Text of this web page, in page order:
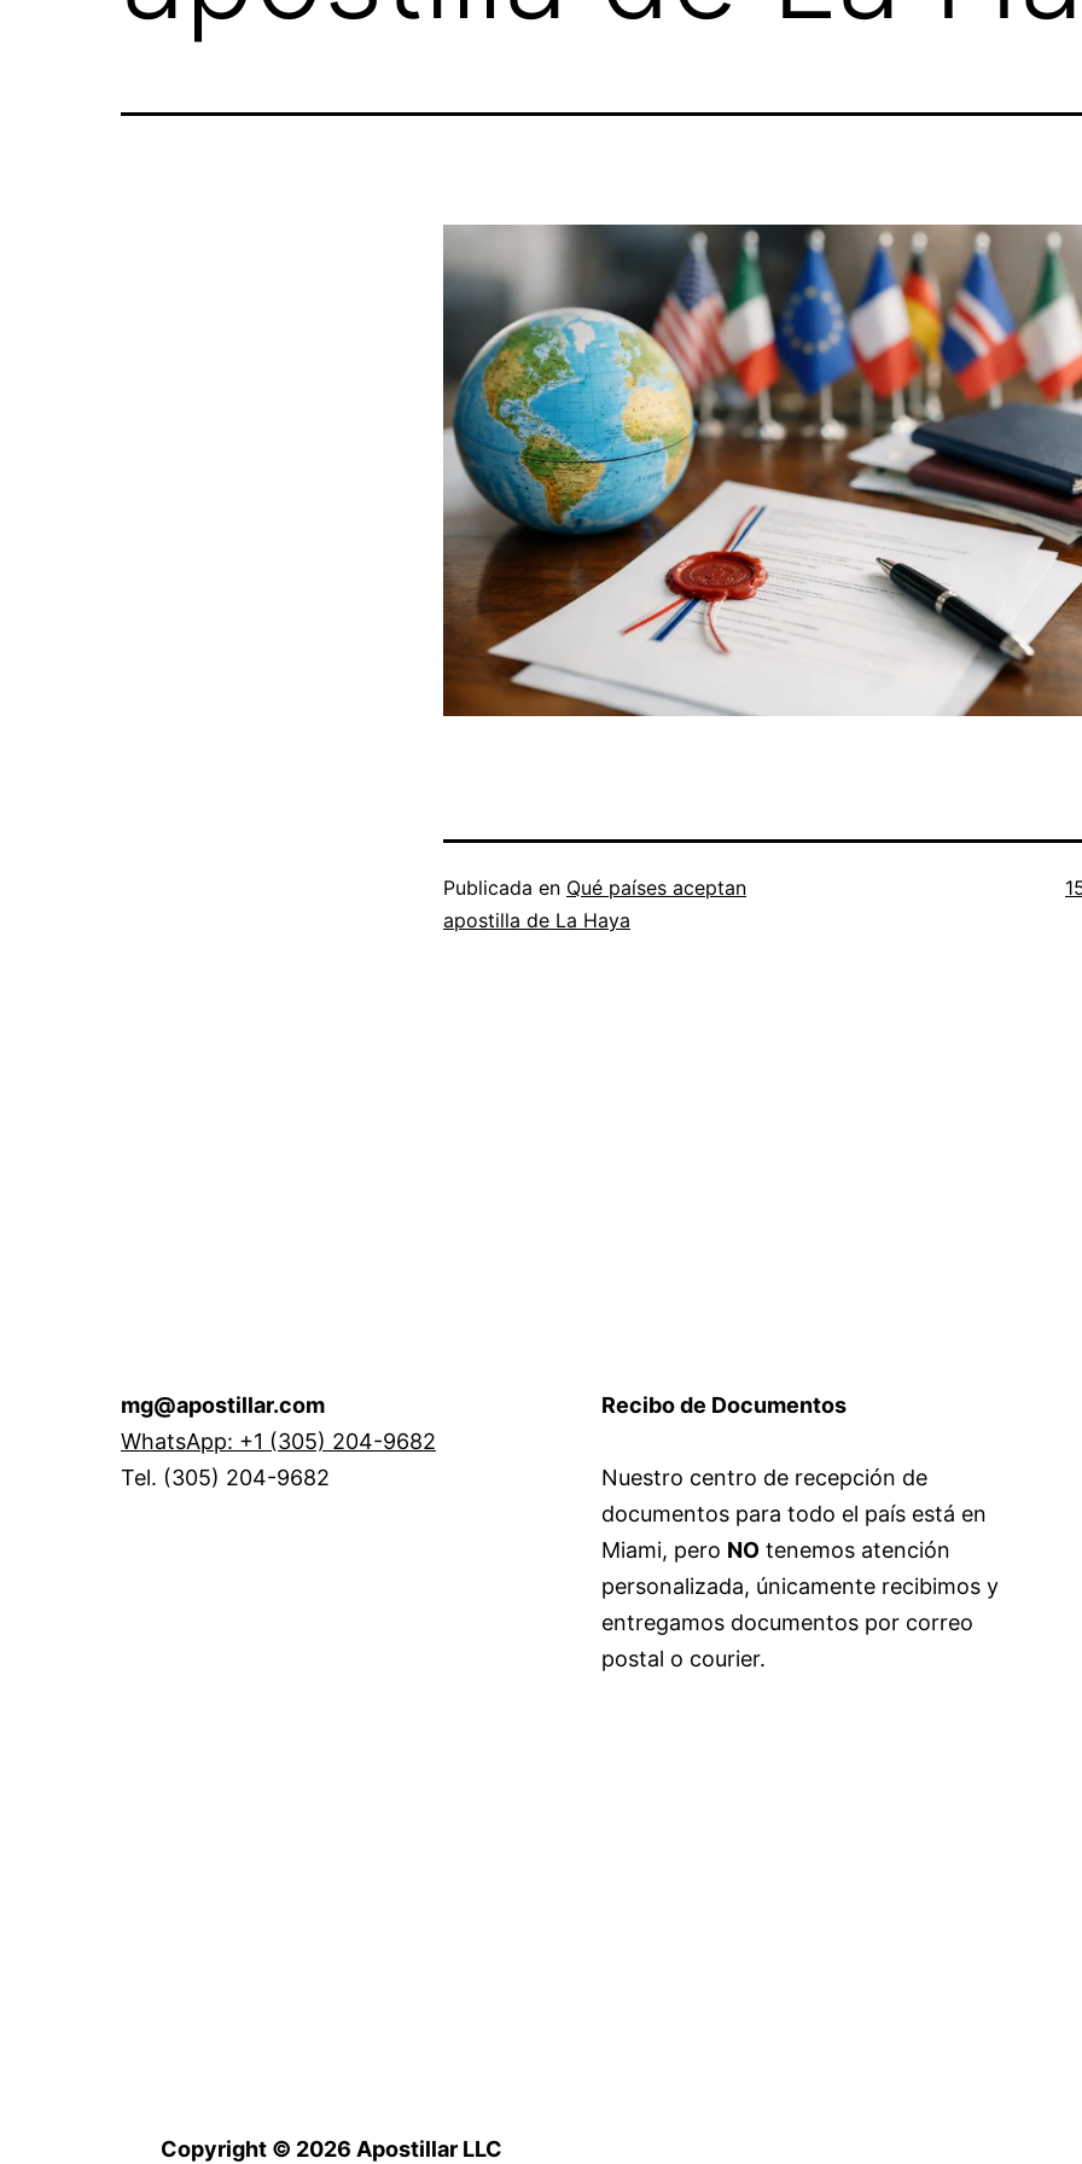
Publicada en Qué países aceptan
apostilla de La Haya
mg@apostillar.com
WhatsApp: +1 (305) 204-9682
Tel. (305) 204-9682
Recibo de Documentos
Nuestro centro de recepción de
documentos para todo el país está en
Miami, pero NO tenemos atención
personalizada, únicamente recibimos y
entregamos documentos por correo
postal o courier.
Copyright © 2026 Apostillar LLC